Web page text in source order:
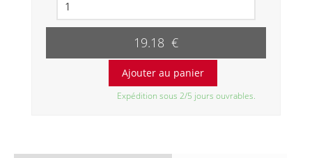
19.18 €
Expédition sous 2/5 jours ouvrables.